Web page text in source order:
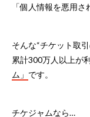
「個人情報を悪用さ
そんな“チケット取
累計300万人以上が
ム」 です。
チケジャムなら…